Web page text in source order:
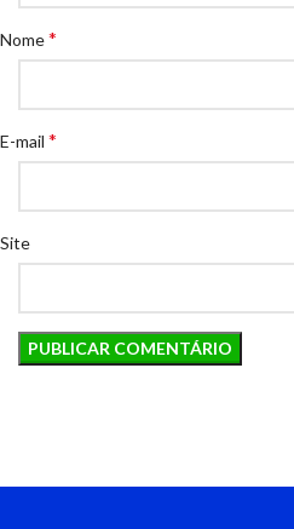
Nome*
E-mail *
Site